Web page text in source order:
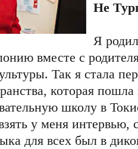
Не
Я
вместе с
Так я стала
которая
школу в
у меня интервью,
для всех был в